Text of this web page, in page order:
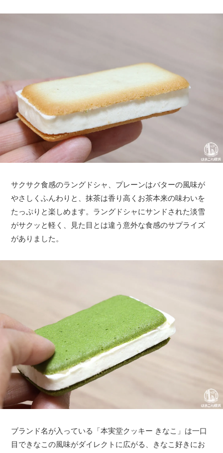
サクサク食感のラングドシャ、プレーンはバターの風味が
やさしくふんわりと、抹茶は香り高くお茶本来の味わいを
たっぷりと楽しめます。ラングドシャにサンドされた淡雪
がサクッと軽く、見た目とは違う意外な食感のサプライズ
がありました。
ブランド名が入っている「本実堂クッキー きなこ」は一口
目できなこの風味がダイレクトに広がる、きなこ好きにお